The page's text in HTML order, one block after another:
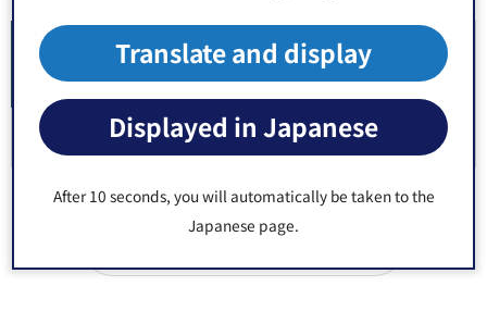
Translate and display
Displayed in Japanese
After 10 seconds, you will automatically be taken to the
Japanese page.
関連リンク
江東区子育て情報ポータルサイト（外部サイトへリ
ンク）（別ウィンドウで開きます）
Google Mapsで開く